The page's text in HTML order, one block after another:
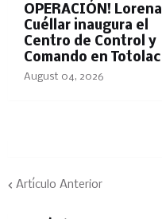
OPERACIÓN! Lorena
Cuéllar inaugura el
Centro de Control y
Comando en Totolac
August 04, 2026
Artículo Anterior